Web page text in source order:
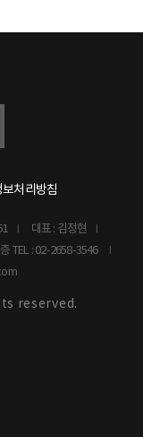
보처리방침
대표 : 김정현
TEL : 02-2658-3546
reserved.